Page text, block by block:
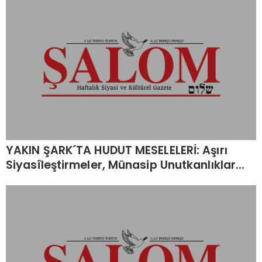
YAKIN ŞARK´TA HUDUT MESELELERİ: Aşırı
Siyasîleştirmeler, Münasip Unutkanlıklar...